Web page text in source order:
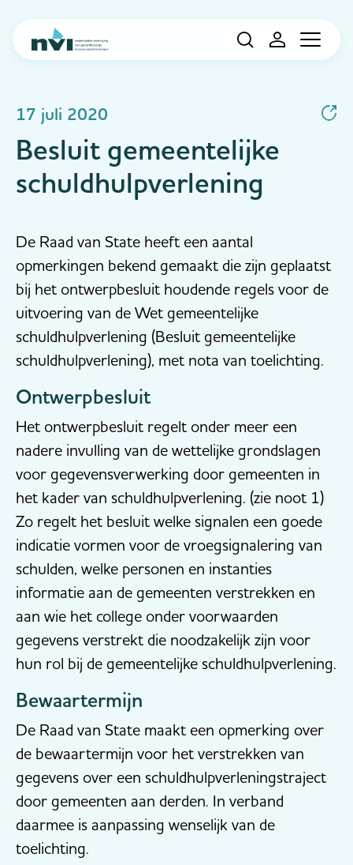
Navigation
17 juli 2020
Besluit gemeentelijke
schuldhulpverlening
De Raad van State heeft een aantal
opmerkingen bekend gemaakt die zijn geplaatst
bij het ontwerpbesluit houdende regels voor de
uitvoering van de Wet gemeentelijke
schuldhulpverlening (Besluit gemeentelijke
schuldhulpverlening), met nota van toelichting.
Ontwerpbesluit
Het ontwerpbesluit regelt onder meer een
nadere invulling van de wettelijke grondslagen
voor gegevensverwerking door gemeenten in
het kader van schuldhulpverlening. (zie noot 1)
Zo regelt het besluit welke signalen een goede
indicatie vormen voor de vroegsignalering van
schulden, welke personen en instanties
informatie aan de gemeenten verstrekken en
aan wie het college onder voorwaarden
gegevens verstrekt die noodzakelijk zijn voor
hun rol bij de gemeentelijke schuldhulpverlening.
Bewaartermijn
De Raad van State maakt een opmerking over
de bewaartermijn voor het verstrekken van
gegevens over een schuldhulpverleningstraject
door gemeenten aan derden. In verband
daarmee is aanpassing wenselijk van de
toelichting.